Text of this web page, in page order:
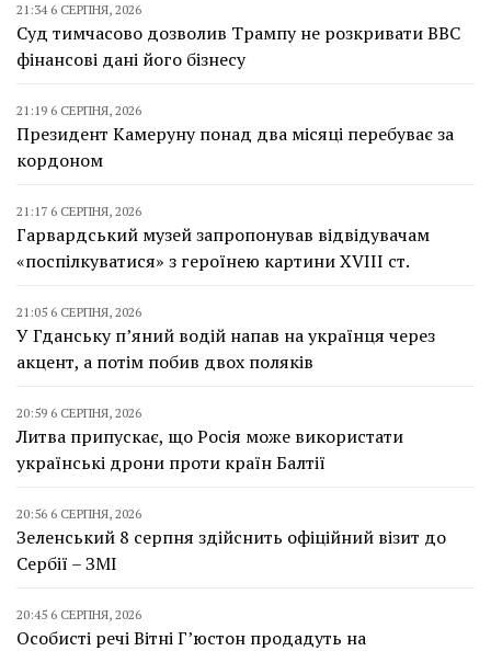
21:34 6 СЕРПНЯ, 2026
Суд тимчасово дозволив Трампу не розкривати BBC
фінансові дані його бізнесу
21:19 6 СЕРПНЯ, 2026
Президент Камеруну понад два місяці перебуває за
кордоном
21:17 6 СЕРПНЯ, 2026
Гарвардський музей запропонував відвідувачам
«поспілкуватися» з героїнею картини XVIII ст.
21:05 6 СЕРПНЯ, 2026
У Гданську п’яний водій напав на українця через
акцент, а потім побив двох поляків
20:59 6 СЕРПНЯ, 2026
Литва припускає, що Росія може використати
українські дрони проти країн Балтії
20:56 6 СЕРПНЯ, 2026
Зеленський 8 серпня здійснить офіційний візит до
Сербії – ЗМІ
20:45 6 СЕРПНЯ, 2026
Особисті речі Вітні Г’юстон продадуть на